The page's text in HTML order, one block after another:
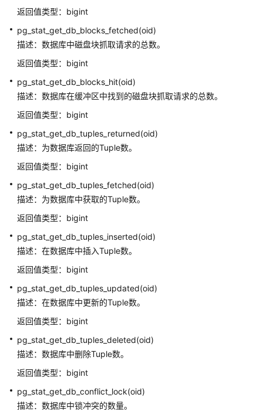
操
作
符
位
串
函
和
操
作
模
式
配
操
作
数
字
操
作
函
数
和
操
作
符
返回值类型：bigint
pg_stat_get_db_blocks_fetched(oid)
描述：数据库中磁盘块抓取请求的总数。
返回值类型：bigint
pg_stat_get_db_blocks_hit(oid)
描述：数据库在缓冲区中找到的磁盘块抓取请求的总数。
返回值类型：bigint
pg_stat_get_db_tuples_returned(oid)
描述：为数据库返回的Tuple数。
返回值类型：bigint
pg_stat_get_db_tuples_fetched(oid)
描述：为数据库中获取的Tuple数。
返回值类型：bigint
pg_stat_get_db_tuples_inserted(oid)
描述：在数据库中插入Tuple数。
返回值类型：bigint
pg_stat_get_db_tuples_updated(oid)
描述：在数据库中更新的Tuple数。
返回值类型：bigint
pg_stat_get_db_tuples_deleted(oid)
描述：数据库中删除Tuple数。
返回值类型：bigint
pg_stat_get_db_conflict_lock(oid)
描述：数据库中锁冲突的数量。